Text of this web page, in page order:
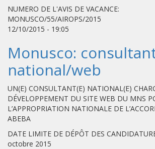
NUMERO DE L'AVIS DE
MONUSCO/55/AIROPS/2015
12/10/2015 - 19:05
Monusco:
national/web
UN(E) CONSULTANT(E) NATIONAL(E)
DÉVELOPPEMENT DU SITE WEB DU MNS
L’APPROPRIATION NATIONALE DE
ABEBA
DATE LIMITE DE DÉPÔT DES
octobre 2015